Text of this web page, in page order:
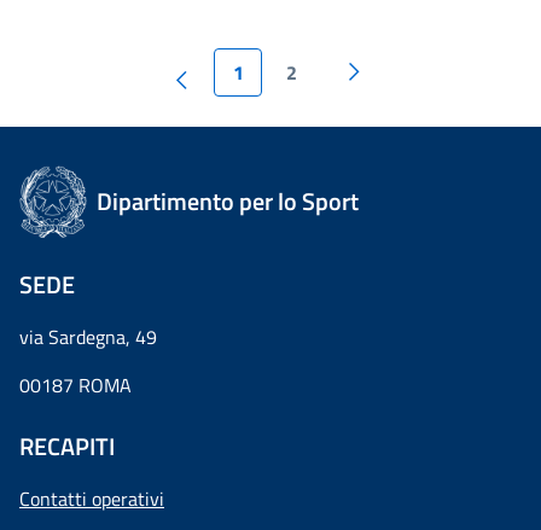
1 2
Dipartimento per lo Sport
SEDE
via Sardegna, 49
00187 ROMA
RECAPITI
Contatti operativi